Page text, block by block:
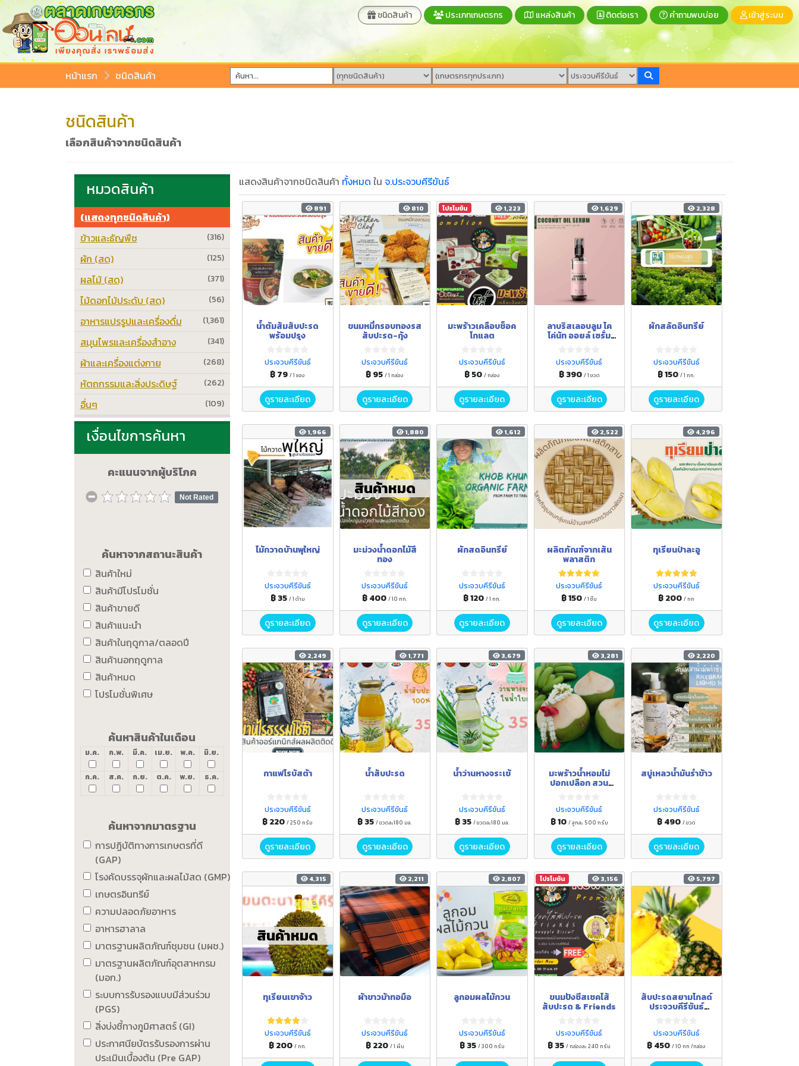
ชนิดสินค้า ประเภทเกษตรกร แหล่งสินค้า ติดต่อเรา คำถามพบบ่อย เข้าสู่ระบบ
หน้าแรก ชนิดสินค้า
ชนิดสินค้า
เลือกสินค้าจากชนิดสินค้า
แสดงสินค้าจากชนิดสินค้า ทั้งหมด ใน จ.ประจวบคีรีขันธ์
891
น้ำต้มส้มสับปะรด
พร้อมปรุง
ประจวบคีรีขันธ์
฿ 79/ 1 ซอง
ดูรายละเอียด
810
ขนมหมี่กรอบทองรส
สับปะรด-กุ้ง
ประจวบคีรีขันธ์
฿ 95/ 1 กล่อง
ดูรายละเอียด
โปรโมชัน 1,223
มะพร้าวเคลือบช็อค
โกแลต
ประจวบคีรีขันธ์
฿ 50 / กล่อง
ดูรายละเอียด
1,629
ลาบริสเลอบลูม โค
โค่นัท ออยล์ เซรั่ม
ประจวบคีรีขันธ์
฿ 390 / 1 ขวด
ดูรายละเอียด
2,328
ผักสลัดอินทรีย์
ประจวบคีรีขันธ์
฿ 150/ 1 กก.
ดูรายละเอียด
1,966
ไม้กวาดบ้านพุใหญ่
ประจวบคีรีขันธ์
฿ 35 / 1 ด้าม
ดูรายละเอียด
1,880
สินค้าหมด
มะม่วงน้ำดอกไม้สี
ทอง
ประจวบคีรีขันธ์
฿ 400/ 10 กก.
ดูรายละเอียด
1,612
ผักสดอินทรีย์
ประจวบคีรีขันธ์
฿ 120/ 1 กก.
ดูรายละเอียด
2,522
ผลิตภัณฑ์จากเส้น
พลาสติก
ประจวบคีรีขันธ์
฿ 150/ 1 ชิ้น
ดูรายละเอียด
4,296
ทุเรียนป่าละอู
ประจวบคีรีขันธ์
฿ 200/ กก
ดูรายละเอียด
2,249
กาแฟโรบัสต้า
ประจวบคีรีขันธ์
฿ 220/ 250 กรัม
ดูรายละเอียด
1,771
น้ำสับปะรด
ประจวบคีรีขันธ์
฿ 35/ ขวดละ180 มล.
ดูรายละเอียด
3,679
น้ำว่านหางจระเข้
ประจวบคีรีขันธ์
฿ 35 / ขวดละ180 มล.
ดูรายละเอียด
3,281
มะพร้าวน้ำหอมไม่
ปอกเปลือก สวน
ประจวบคีรีขันธ์
฿ 10 / ลูกละ 500 กรัม
ดูรายละเอียด
2,220
สบู่เหลวน้ำมันรำข้าว
ประจวบคีรีขันธ์
฿ 490/ ขวด
ดูรายละเอียด
4,315
สินค้าหมด
ทุเรียนเขาจ้าว
ประจวบคีรีขันธ์
฿ 200/ กก.
2,211
ผ้าขาวม้าทอมือ
ประจวบคีรีขันธ์
฿ 220 / 1 ผืน
2,807
ลูกอมผลไม้กวน
ประจวบคีรีขันธ์
฿ 35 / 300 กรัม
โปรโมชัน 3,156
ขนมปังชีสเชคไส้
สับปะรด & Friends
ประจวบคีรีขันธ์
฿ 35/ กล่องละ 240 กรัม
5,797
สับปะรดสยามโกลด์
ประจวบคีรีขันธ์
ประจวบคีรีขันธ์
฿ 450/ 10 กก /กล่อง
หมวดสินค้า
(แสดงทุกชนิดสินค้า)
(316)
ข้าวและธัญพืช
(125)
ผัก (สด)
(371)
ผลไม้ (สด)
(56)
ไม้ดอกไม้ประดับ (สด)
(1,361)
อาหารแปรรูปและเครื่องดื่ม
(341)
สมุนไพรและเครื่องสำอาง
(268)
ผ้าและเครื่องแต่งกาย
(262)
หัตถกรรมและสิ่งประดิษฐ์
(109)
อื่นๆ
เงื่อนไขการค้นหา
คะแนนจากผู้บริโภค
Not Rated
ค้นหาจากสถานะสินค้า
สินค้าใหม่
สินค้ามีโปรโมชั่น
สินค้าขายดี
สินค้าแนะนำ
สินค้าในฤดูกาล/ตลอดปี
สินค้านอกฤดูกาล
สินค้าหมด
โปรโมชั่นพิเศษ
ค้นหาสินค้าในเดือน
ม.ค. ก.พ. มี.ค. เม.ย. พ.ค. มิ.ย.
ก.ค. ส.ค. ก.ย. ต.ค. พ.ย. ธ.ค.
ค้นหาจากมาตรฐาน
การปฏิบัติทางการเกษตรที่ดี
(GAP)
โรงคัดบรรจุผักและผลไม้สด (GMP)
เกษตรอินทรีย์
ความปลอดภัยอาหาร
อาหารฮาลาล
มาตรฐานผลิตภัณฑ์ชุมชน (มผช.)
มาตรฐานผลิตภัณฑ์อุตสาหกรม
(มอก.)
ระบบการรับรองแบบมีส่วนร่วม
(PGS)
สิ่งบ่งชี้ทางภูมิศาสตร์ (GI)
ประกาศนียบัตรรับรองการผ่าน
ประเมินเบื้องต้น (Pre GAP)